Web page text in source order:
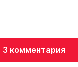
3 комментария